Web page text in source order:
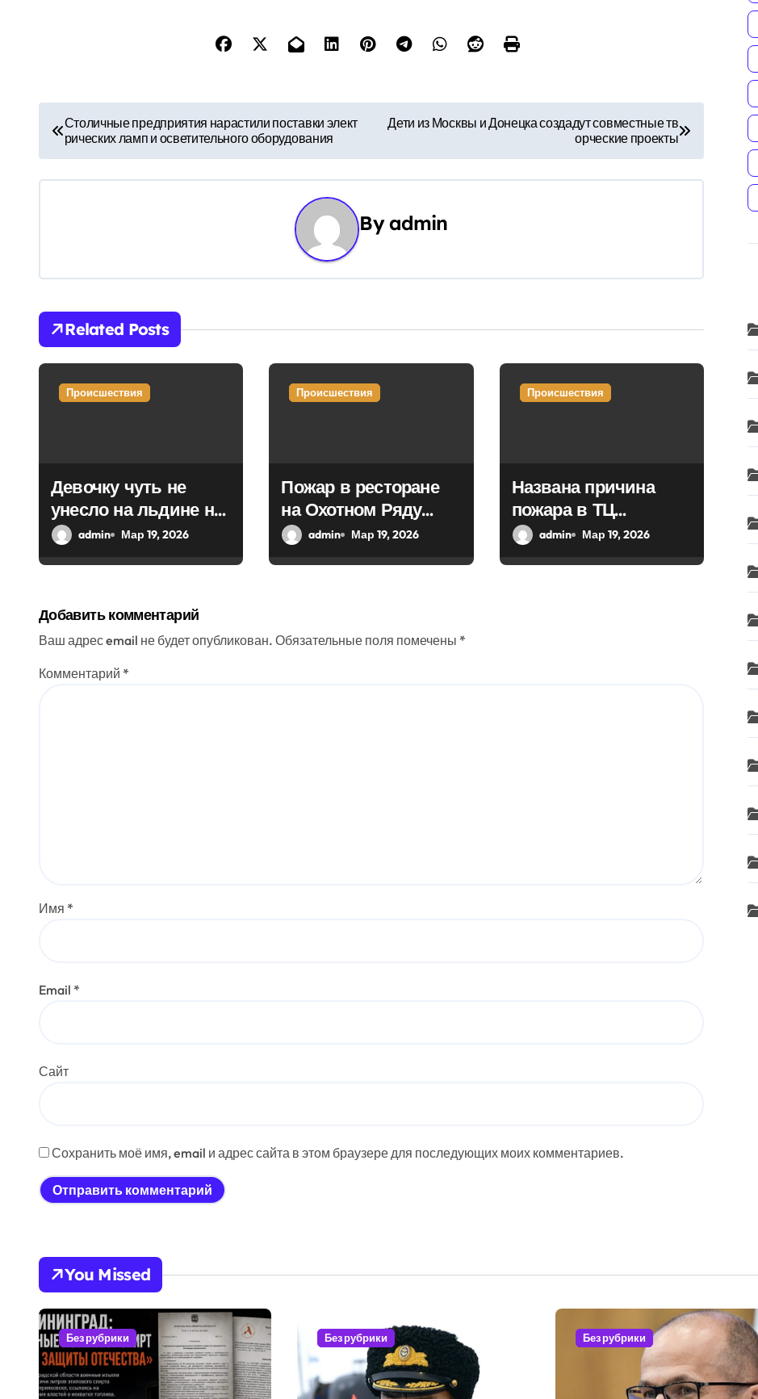
а
в
а
ц
и
а
п
с
я
м
Столичные предприятия нарастили поставки элект
рических ламп и осветительного оборудования
Дети из Москвы и Донецка создадут совместные тв
орческие проекты
Byadmin
Related Posts
Происшествия
Девочку чуть не
унесло на льдине на
Волге в Твери
admin Мар 19, 2026
Происшествия
Пожар в ресторане
на Охотном Ряду
удалось потушить
admin Мар 19, 2026
Происшествия
Названа причина
пожара в ТЦ
«Модный сезон» в
admin Мар 19, 2026
Добавить комментарий
Ваш адрес email не будет опубликован. Обязательные поля помечены *
Комментарий *
Имя *
Email *
Сайт
Сохранить моё имя, email и адрес сайта в этом браузере для последующих моих комментариев.
You Missed
Без рубрики Без рубрики Без рубрики